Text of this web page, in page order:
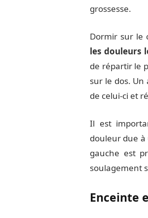
grossesse.
Dormir sur le
les douleurs
de répartir le
sur le dos.
de celui-ci et
Il est
douleur due à
gauche est
soulagement
Enceinte